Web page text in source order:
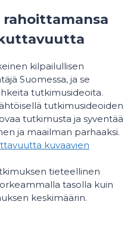
rahoittamansa
kilpailullisen
Suomessa, ja se
tutkimusideoita.
tutkimusideoiden
tutkimusta ja syventää
ja maailman parhaaksi.
kuvaavien
tieteellinen
tasolla kuin
keskimäärin.